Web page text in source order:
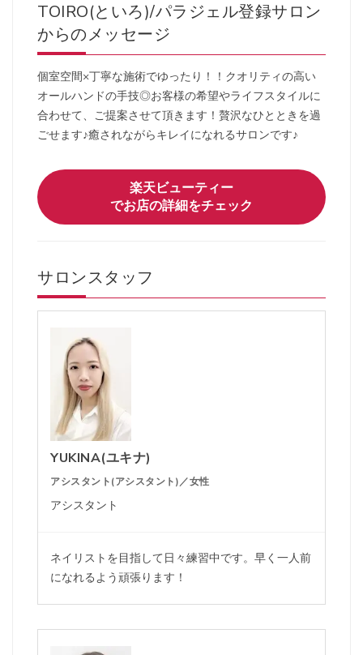
TOIRO(といろ)/パラジェル登録サロン
からのメッセージ
個室空間×丁寧な施術でゆったり！！クオリティの高い
オールハンドの手技◎お客様の希望やライフスタイルに
合わせて、ご提案させて頂きます！贅沢なひとときを過
ごせます♪癒されながらキレイになれるサロンです♪
楽天ビューティー
でお店の詳細をチェック
サロンスタッフ
YUKINA(ユキナ)
アシスタント(アシスタント)／女性
アシスタント
ネイリストを目指して日々練習中です。早く一人前
になれるよう頑張ります！